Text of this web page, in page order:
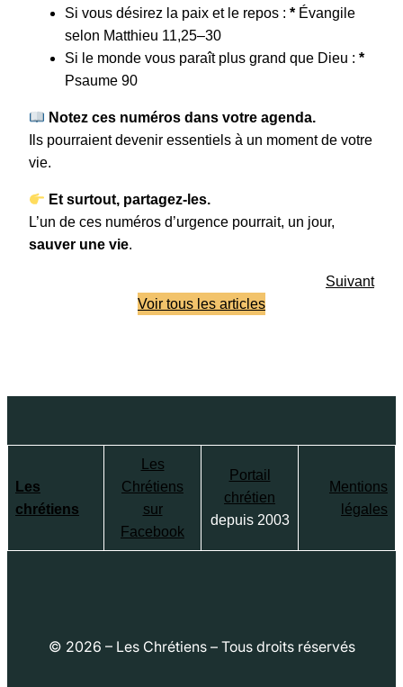
Si vous désirez la paix et le repos : * Évangile
selon Matthieu 11,25–30
Si le monde vous paraît plus grand que Dieu : *
Psaume 90
Notez ces numéros dans votre agenda.
Ils pourraient devenir essentiels à un moment de votre
vie.
Et surtout, partagez-les.
L’un de ces numéros d’urgence pourrait, un jour,
sauver une vie.
Suivant
Voir tous les articles
Les
chrétiens
Les
Chrétiens
sur
Facebook
Portail
chrétien
depuis 2003
Mentions
légales
© 2026 – Les Chrétiens – Tous droits réservés